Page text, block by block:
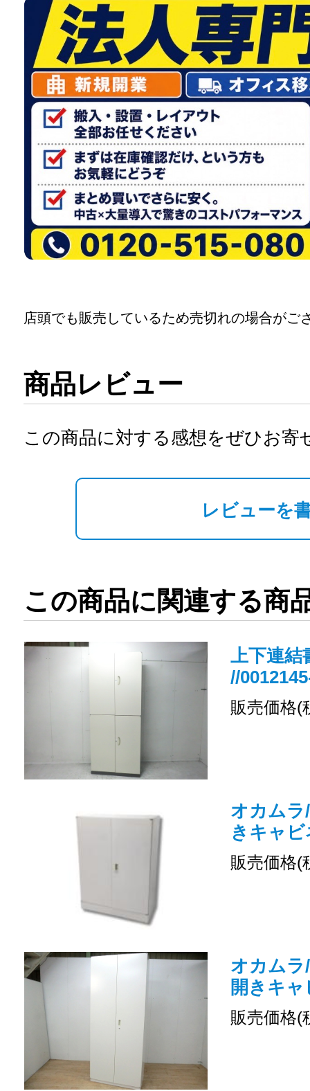
店頭でも販売しているため売切れの場合がご
商品レビュー
この商品に対する感想をぜひお寄
レビューを
この商品に関連する商
上下連結
//
販売価格(
オカムラ
きキャ
販売価格(
オカムラ
開きキ
販売価格(